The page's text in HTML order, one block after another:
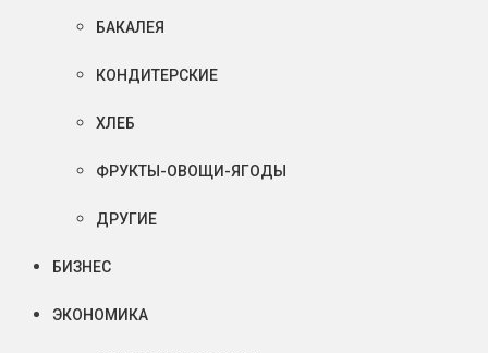
БАКАЛЕЯ
КОНДИТЕРСКИЕ
ХЛЕБ
ФРУКТЫ-ОВОЩИ-ЯГОДЫ
ДРУГИЕ
БИЗНЕС
ЭКОНОМИКА